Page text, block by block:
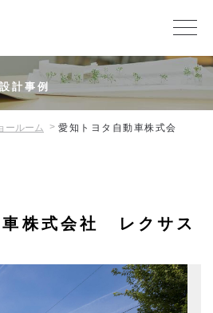
設計事例
ールーム
愛知トヨタ自動車株式会
車株式会社 レクサス